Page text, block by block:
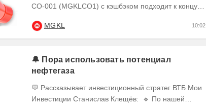
СО-001 (MGKLCO1) с кэшбэком подходит к концу.
квалифицированным...
MGKL 10:02
🔔 Пора использовать потенциал
нефтегаза
💬 Рассказывает инвестиционный стратег ВТБ Мои
Инвестиции Станислав Клещёв: 🔹 По нашей